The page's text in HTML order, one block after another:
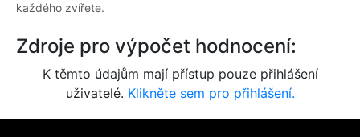
každého zvířete.
Zdroje pro výpočet hodnocení:
K těmto údajům mají přístup pouze přihlášení
uživatelé. Klikněte sem pro přihlášení.